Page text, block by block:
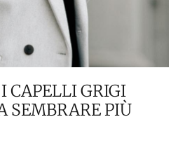
CAPELLI GRIGI
SEMBRARE PIÙ